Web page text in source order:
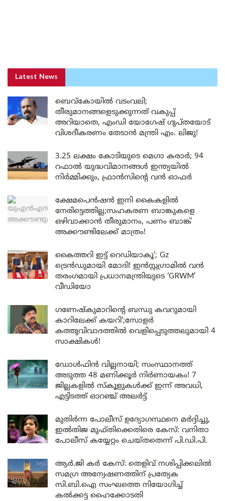
Latest News
ബെവ്കോയിൽ വടംവലി;
തീരുമാനങ്ങളെടുക്കുന്നത് വകുപ്പ്
അറിയാതെ, എംഡി യോഗേഷ് ഗുപ്തയോട്
വിശദീകരണം തേടാൻ മന്ത്രി എം. ലിജു!
3.25 ലക്ഷം കോടിയുടെ മെഗാ കരാർ; 94
റഫാൽ യുദ്ധവിമാനങ്ങൾ ഇന്ത്യയിൽ
നിർമ്മിക്കും, ഫ്രാൻസിന്റെ വൻ ഓഫർ
ക്ഷേമപെൻഷൻ ഇനി കൈകളിൽ
നേരിട്ടെത്തില്ല;സഹകരണ ബാങ്കുകളെ
ഒഴിവാക്കാൻ തീരുമാനം, പണം ബാങ്ക്
അക്കൗണ്ടിലേക്ക് മാത്രം!
കൈത്തറി ഇട്ട് റെഡിയാകൂ’; Gz
ട്രെൻഡുമായി മോദി! ഇൻസ്റ്റഗ്രാമിൽ വൻ
തരംഗമായി പ്രധാനമന്ത്രിയുടെ ‘GRWM’
വീഡിയോ
ഗണേഷ്കുമാറിന്റെ ബന്ധു കവറുമായി
കാറിലേക്ക് കയറി’;സോളർ
കത്തുവിവാദത്തിൽ വെളിപ്പെടുത്തലുമായി 4
സാക്ഷികൾ!
ഡോൾഫിൻ വില്ലനായി; സംസ്ഥാനത്ത്
അടുത്ത 48 മണിക്കൂർ നിർണായകം! 7
ജില്ലകളിൽ സ്കൂളുകൾക്ക് ഇന്ന് അവധി,
എട്ടിടത്ത് ഓറഞ്ച് അലർട്ട്
മുതിർന്ന പോലീസ് ഉദ്യോഗസ്ഥനെ മർദ്ദിച്ചു,
ഇൽതിജ മുഫ്തിക്കെതിരെ കേസ്: വനിതാ
പോലീസ് കയ്യേറ്റം ചെയ്തതെന്ന് പി.ഡി.പി.
ആർ.ജി കർ കേസ്: തെളിവ് നശിപ്പിക്കലിൽ
സമഗ്ര അന്വേഷണത്തിന് പ്രത്യേക
സി.ബി.ഐ സംഘത്തെ നിയോഗിച്ച്
കൽക്കട്ട ഹൈക്കോടതി